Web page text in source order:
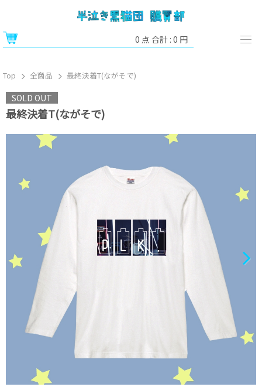
0 点 合計 : 0 円
Top 全商品 最終決着T(ながそで)
SOLD OUT
最終決着T(ながそで)